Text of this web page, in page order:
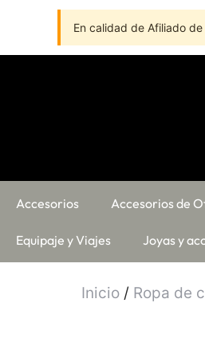
En calidad de Afiliado
Accesorios Accesorios de
Equipaje y Viajes Joyas y
Inicio / Ropa de